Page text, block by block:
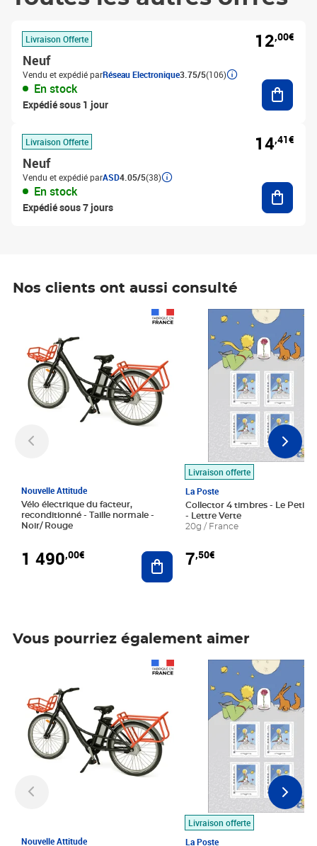
Livraison Offerte
Neuf
Vendu et expédié parRéseau Electronique3.75/5(106)
En stock
Expédié sous 1 jour
12,00€
Livraison Offerte
Neuf
Vendu et expédié parASD4.05/5(38)
En stock
Expédié sous 7 jours
14,41€
Nos clients ont aussi consulté
Nouvelle Attitude
Vélo électrique du facteur,
reconditionné - Taille normale -
Noir/ Rouge
1 490,00€ Ajouter au panier
Livraison offerte
La Poste
Collector 4 timbres - Le Petit
- Lettre Verte
20g / France
7,50€
Prix 7,50€
Vous pourriez également aimer
Nouvelle Attitude
Livraison offerte
La Poste
Prix 7,50€